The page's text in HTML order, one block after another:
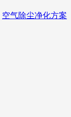
空气除尘净化方案